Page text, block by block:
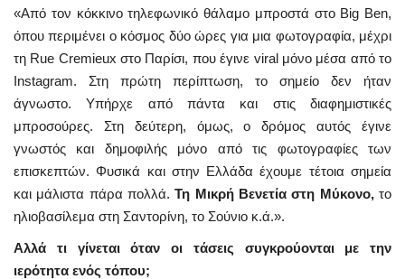
«Από τον κόκκινο τηλεφωνικό θάλαμο μπροστά στο Big Ben,
όπου περιμένει ο κόσμος δύο ώρες για μια φωτογραφία, μέχρι
τη Rue Cremieux στο Παρίσι, που έγινε viral μόνο μέσα από το
Instagram. Στη πρώτη περίπτωση, το σημείο δεν ήταν
άγνωστο. Υπήρχε από πάντα και στις διαφημιστικές
μπροσούρες. Στη δεύτερη, όμως, ο δρόμος αυτός έγινε
γνωστός και δημοφιλής μόνο από τις φωτογραφίες των
επισκεπτών. Φυσικά και στην Ελλάδα έχουμε τέτοια σημεία
και μάλιστα πάρα πολλά.Τη Μικρή Βενετία στη Μύκονο,το
ηλιοβασίλεμα στη Σαντορίνη, το Σούνιο κ.ά.».
Αλλά τι γίνεται όταν οι τάσεις συγκρούονται με την
ιερότητα ενός τόπου;